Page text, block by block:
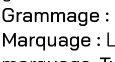
Grammage :
Marquage :